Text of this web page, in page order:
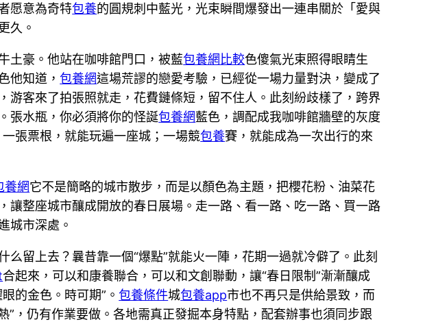
愿意為奇特包養的圓規刺中藍光，光束瞬間爆發出一連串關於「愛與
久。
土豪。他站在咖啡館門口，被藍包養網比較色傻氣光束照得眼睛生
他知道，包養網這場荒謬的戀愛考驗，已經從一場力量對決，變成了
客來了拍張照就走，花費鏈條短，留不住人。此刻紛歧樣了，跨界
張水瓶，你必須將你的怪誕包養網藍色，調配成我咖啡館牆壁的灰度
張票根，就能玩遍一座城；一場競包養賽，就能成為一次出行的來
養網它不是簡略的城市散步，而是以顏色為主題，把櫻花粉、油菜花
整座城市釀成開放的春日展場。走一路、看一路、吃一路、買一路
城市深處。
么留上去？曩昔靠一個“爆點”就能火一陣，花期一過就冷僻了。此刻
合起來，可以和康養聯合，可以和文創聯動，讓“春日限制”漸漸釀成
的金色。時可期”。包養條件城包養app市也不再只是供給景致，而
”，仍有作業要做。各地需真正發掘本身特點，配套辦事也須同步跟